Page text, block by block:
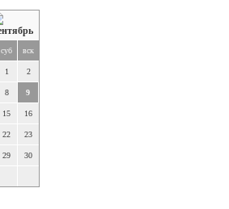
суб вск
1 2
8 9
15 16
22 23
29 30